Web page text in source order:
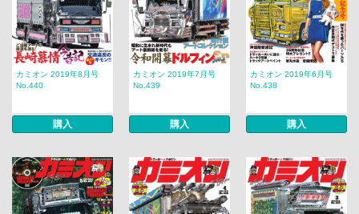
カミオン 2019年8月号
No.440
購入
カミオン 2019年7月号
No.439
購入
カミオン 2019年6月号
No.438
購入